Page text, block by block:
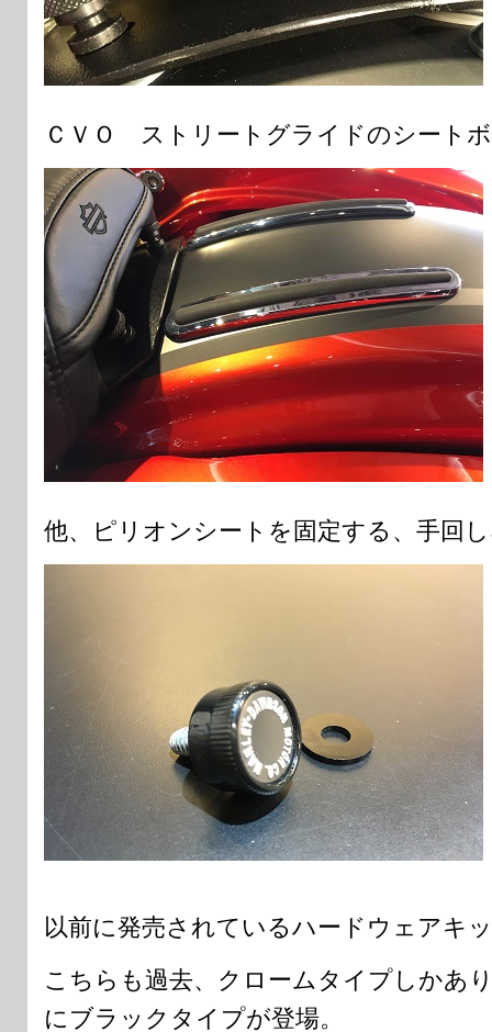
ＣＶＯ ストリートグライドのシート
他、ピリオンシートを固定する、手回
以前に発売されているハードウェアキ
こちらも過去、クロームタイプしかあ
にブラックタイプが登場。